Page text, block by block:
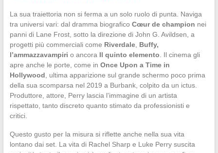
La sua traiettoria non si ferma a un solo ruolo di punta. Naviga
tra universi vari: dal dramma biografico Cœur de champion nei
panni di Lane Frost, sotto la direzione di John G. Avildsen, a
progetti più commerciali come Riverdale, Buffy,
l’ammazzavampiri o ancora Il quinto elemento . Il cinema gli
apre anche le porte, come in Once Upon a Time in
Hollywood , ultima apparizione sul grande schermo poco prima
della sua scomparsa nel 2019 a Burbank, colpito da un ictus.
Produttore, attore, Perry lascia l’immagine di un artista
rispettato, tanto discreto quanto stimato da professionisti e
critici.
Questo gusto per la misura si riflette anche nella sua vita
lontano dai set. La vita di Rachel Sharp e Luke Perry suscita